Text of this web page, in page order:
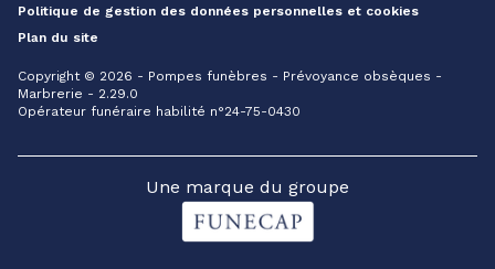
Politique de gestion des données personnelles et cookies
Plan du site
Copyright © 2026 - Pompes funèbres - Prévoyance obsèques -
Marbrerie - 2.29.0
Opérateur funéraire habilité n°24-75-0430
Une marque du groupe